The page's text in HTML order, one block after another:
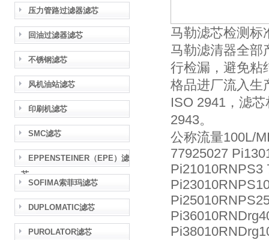
压力管路过滤器滤芯
回油过滤器滤芯
不锈钢滤芯
风机油站滤芯
印刷机滤芯
SMC滤芯
EPPENSTEINER（EPE）滤
芯
SOFIMA索菲玛滤芯
DUPLOMATIC滤芯
PUROLATOR滤芯
马勒滤芯检测标
马勒滤清器全部
行检漏，避免粘
格品进厂流入生
ISO 2941，滤
2943。
公称流量100L/
77925027
Pi21010RNPS3